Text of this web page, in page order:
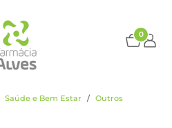
0
Saúde e Bem Estar Outros